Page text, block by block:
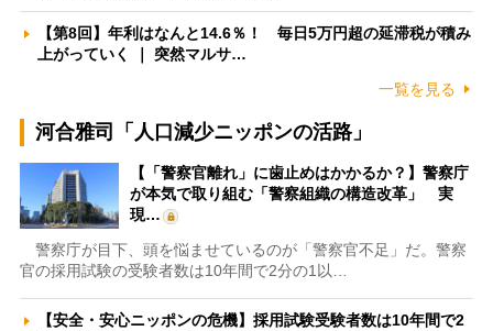
【第8回】年利はなんと14.6％！ 毎日5万円超の延滞税が積み
上がっていく ｜ 突然マルサ…
一覧を見る
河合雅司「人口減少ニッポンの活路」
【「警察官離れ」に歯止めはかかるか？】警察庁
が本気で取り組む「警察組織の構造改革」 実
現…
警察庁が目下、頭を悩ませているのが「警察官不足」だ。警察
官の採用試験の受験者数は10年間で2分の1以…
【安全・安心ニッポンの危機】採用試験受験者数は10年間で2